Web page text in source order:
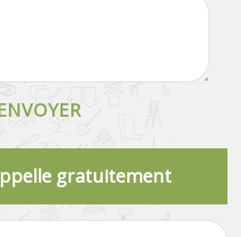
gratuitement